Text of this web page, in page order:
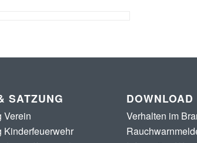
SATZUNG
Verein
Kinderfeuerwehr
DOWNLOAD
Verhalten im